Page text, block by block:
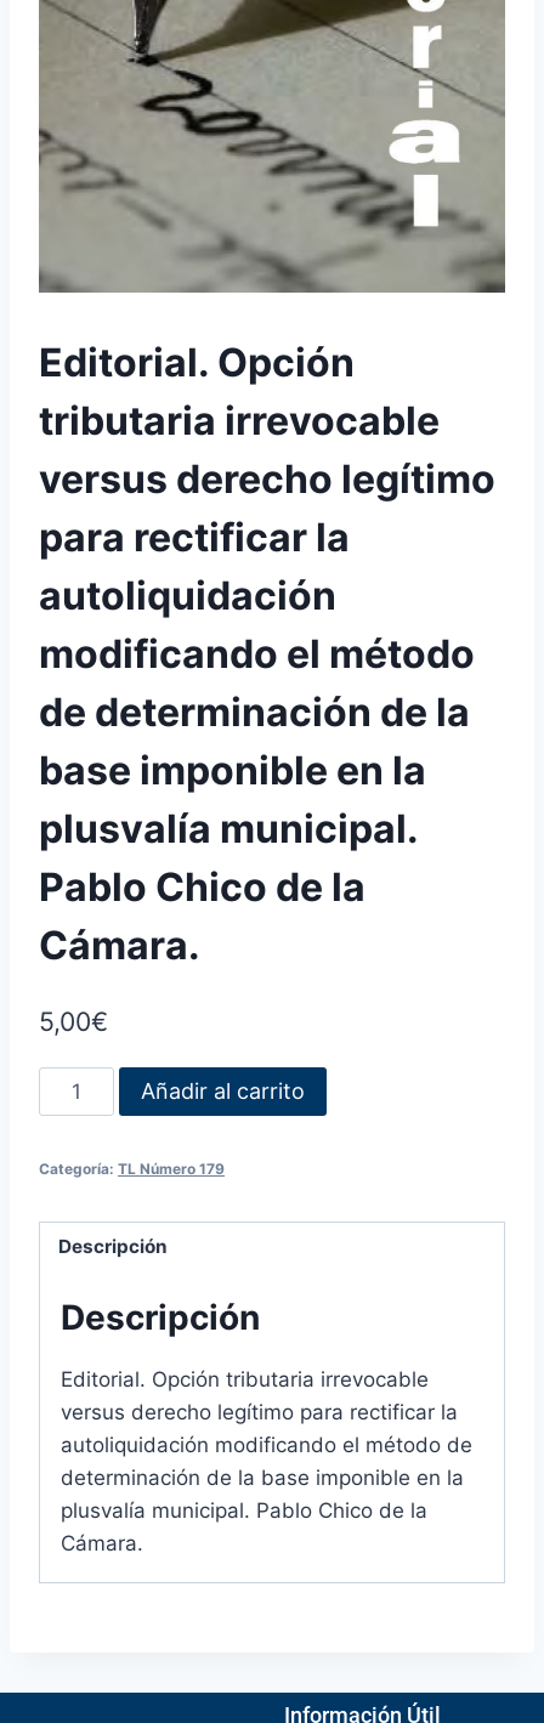
Editorial. Opción
tributaria irrevocable
versus derecho legítimo
para rectificar la
autoliquidación
modificando el método
de determinación de la
base imponible en la
plusvalía municipal.
Pablo Chico de la
Cámara.
5,00€
Añadir al carrito
Categoría: TL Número 179
Descripción
Descripción
Editorial. Opción tributaria irrevocable
versus derecho legítimo para rectificar la
autoliquidación modificando el método de
determinación de la base imponible en la
plusvalía municipal. Pablo Chico de la
Cámara.
Información Útil